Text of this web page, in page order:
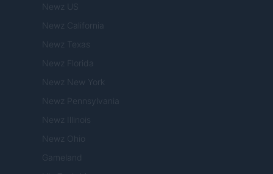
Newz US
Newz California
Newz Texas
Newz Florida
Newz New York
Newz Pennsylvania
Newz Illinois
Newz Ohio
Gameland